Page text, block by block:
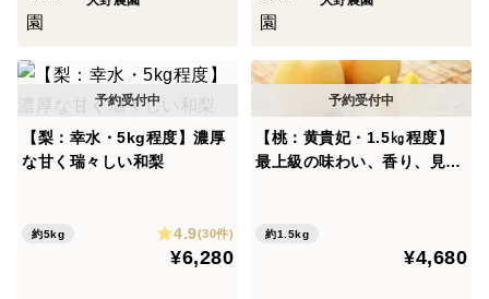
【梨：幸水・5kg程度】濃厚
な甘く瑞々しい和梨
約5kg 4.9(30件)
¥6,280
【桃：黄貴妃・1.5㎏程度】
最上級の味わい、香り、見た
約1.5kg
¥4,680